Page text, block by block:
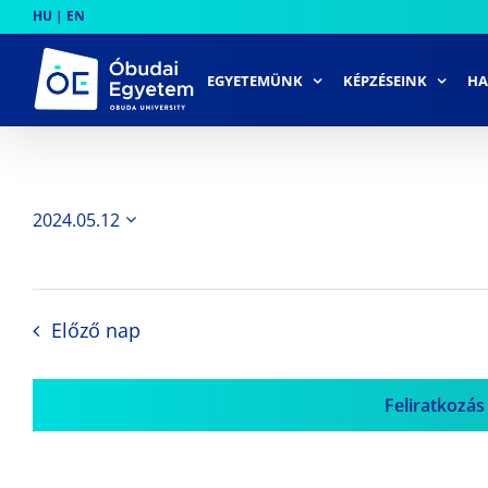
to
content
HU | EN
EGYETEMÜNK KÉPZÉSEINK
2024.05.12
Előző nap